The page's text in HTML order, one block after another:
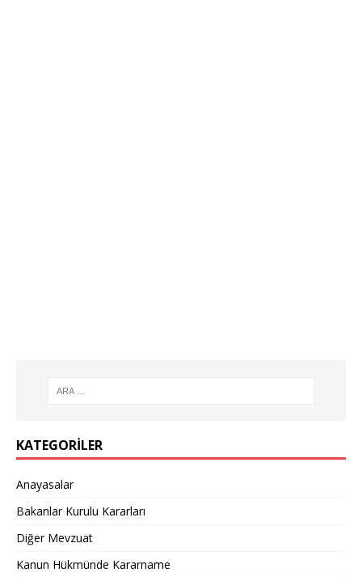
KATEGORILER
Anayasalar
Bakanlar Kurulu Kararları
Diğer Mevzuat
Kanun Hükmünde Kararname